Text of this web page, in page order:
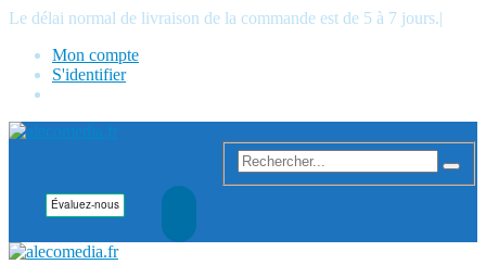
Le délai normal de livraison de la commande est de 5 à 7 jours.|
Mon compte
S'identifier